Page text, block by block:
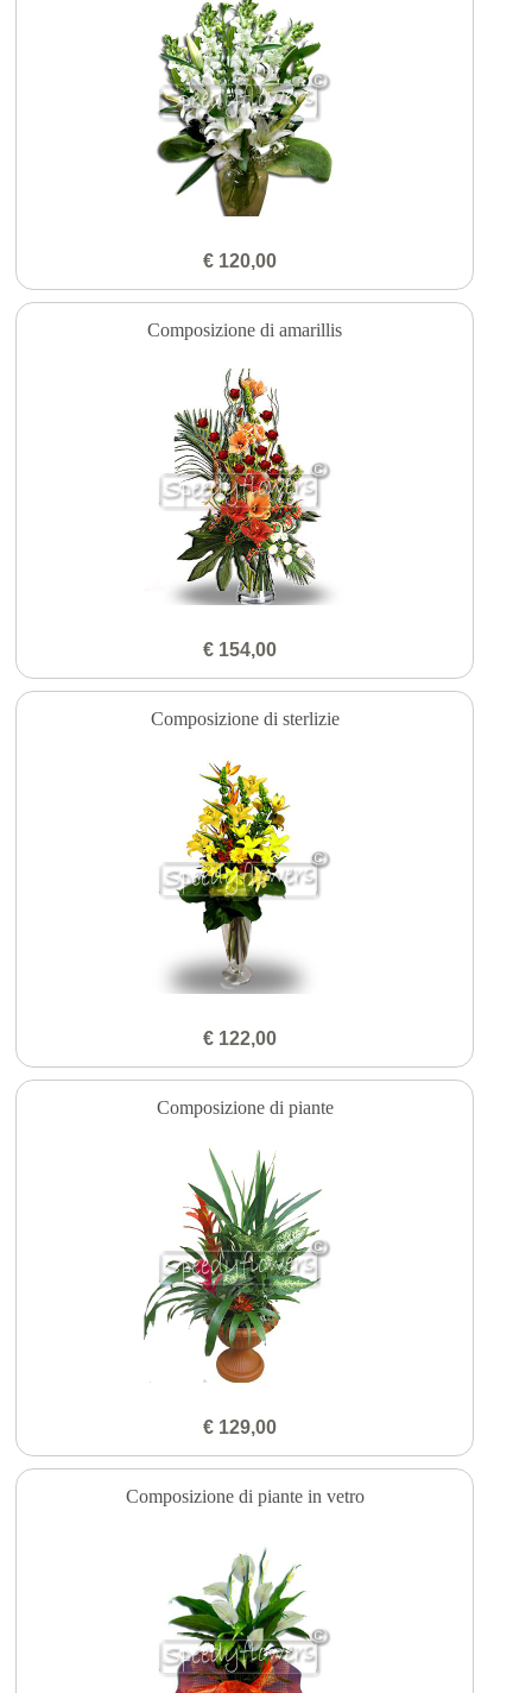
€ 120,00
Composizione di amarillis
€ 154,00
Composizione di sterlizie
€ 122,00
Composizione di piante
€ 129,00
Composizione di piante in vetro